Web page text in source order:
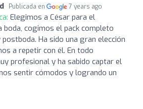
Publicada en 7 years ago
Elegimos a César para el
cogimos el pack completo
Ha sido una gran elección
a repetir con él. En todo
profesional y ha sabido captar el
sentir cómodos y logrando un